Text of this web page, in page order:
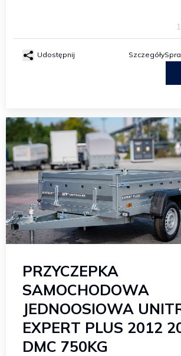
Udostępnij Szczegóły
PRZYCZEPKA
SAMOCHODOWA
JEDNOOSIOWA
EXPERT PLUS 2012
DMC 750KG